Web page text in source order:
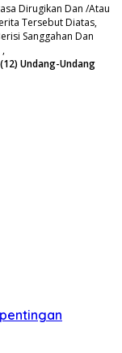
Dirugikan Dan /Atau
Tersebut Diatas,
Sanggahan Dan
,
Undang-Undang